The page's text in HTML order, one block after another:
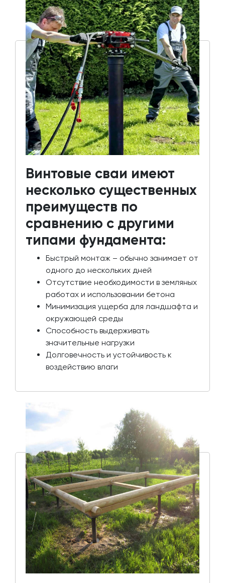
Винтовые сваи имеют
несколько существенных
преимуществ по
сравнению с другими
типами фундамента:
Быстрый монтаж – обычно занимает от
одного до нескольких дней
Отсутствие необходимости в земляных
работах и использовании бетона
Минимизация ущерба для ландшафта и
окружающей среды
Способность выдерживать
значительные нагрузки
Долговечность и устойчивость к
воздействию влаги